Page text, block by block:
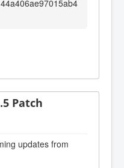
Patch
updates from